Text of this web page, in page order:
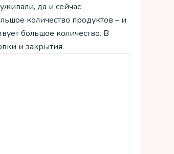
да и сейчас
количество продуктов – и
большое количество. В
и закрытия.